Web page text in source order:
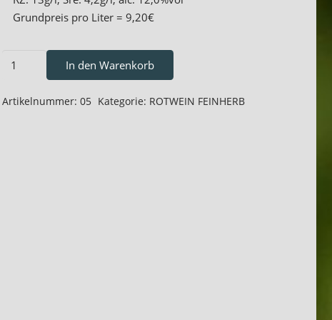
Grundpreis pro Liter = 9,20€
Spätburgunder
In den Warenkorb
Artikelnummer:05 Kategorie: ROTWEIN FEINHERB